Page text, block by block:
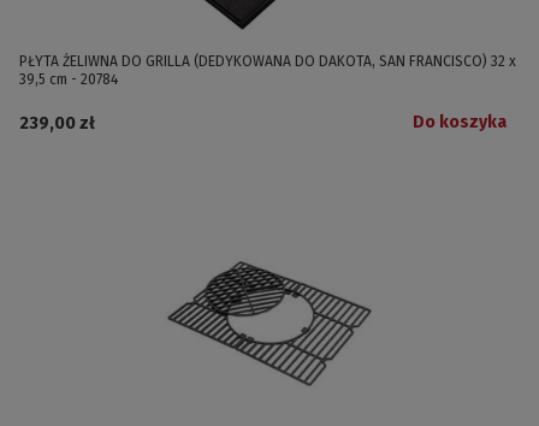
PŁYTA ŻELIWNA DO GRILLA (DEDYKOWANA DO DAKOTA, SAN FRANCISCO) 32 x
39,5 cm - 20784
239,00 zł Do koszyka